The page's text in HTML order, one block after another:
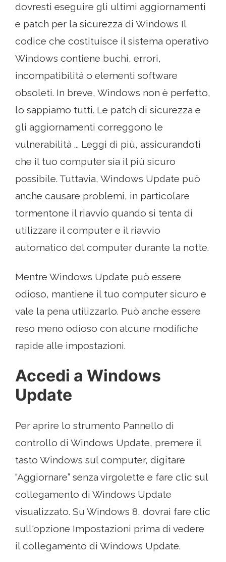
dovresti eseguire gli ultimi aggiornamenti
e patch per la sicurezza di Windows Il
codice che costituisce il sistema operativo
Windows contiene buchi, errori,
incompatibilità o elementi software
obsoleti. In breve, Windows non è perfetto,
lo sappiamo tutti. Le patch di sicurezza e
gli aggiornamenti correggono le
vulnerabilità ... Leggi di più, assicurandoti
che il tuo computer sia il più sicuro
possibile. Tuttavia, Windows Update può
anche causare problemi, in particolare
tormentone il riavvio quando si tenta di
utilizzare il computer e il riavvio
automatico del computer durante la notte.
Mentre Windows Update può essere
odioso, mantiene il tuo computer sicuro e
vale la pena utilizzarlo. Può anche essere
reso meno odioso con alcune modifiche
rapide alle impostazioni.
Accedi a Windows
Update
Per aprire lo strumento Pannello di
controllo di Windows Update, premere il
tasto Windows sul computer, digitare
“Aggiornare” senza virgolette e fare clic sul
collegamento di Windows Update
visualizzato. Su Windows 8, dovrai fare clic
sull'opzione Impostazioni prima di vedere
il collegamento di Windows Update.